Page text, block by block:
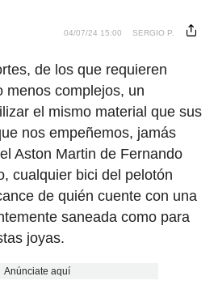
04/07/24 15:00 SERGIO P.
de los que requieren
menos complejos, un
el mismo material que sus
nos empeñemos, jamás
Aston Martin de Fernando
cualquier bici del pelotón
de quién cuente con una
saneada como para
joyas.
Anúnciate aquí